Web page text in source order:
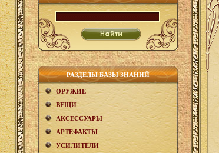
РАЗДЕЛЫ БАЗЫ ЗНАНИЙ
ОРУЖИЕ
ВЕЩИ
АКCЕСCУАРЫ
АРТЕФАКТЫ
УСИЛИТЕЛИ